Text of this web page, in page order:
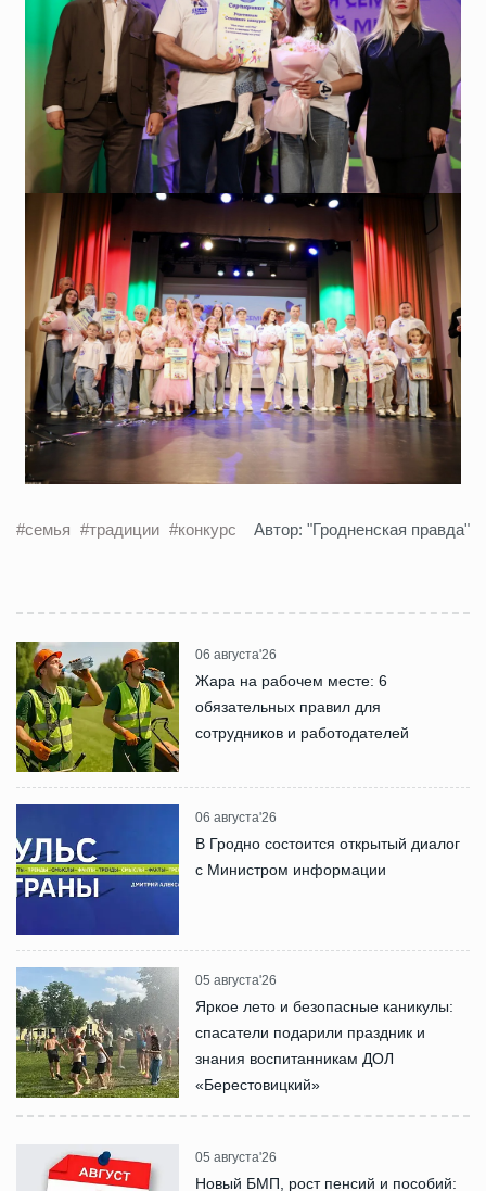
#семья #традиции #конкурс Автор: "Гродненская правда"
06 августа'26
Жара на рабочем месте: 6
обязательных правил для
сотрудников и работодателей
06 августа'26
В Гродно состоится открытый диалог
с Министром информации
05 августа'26
Яркое лето и безопасные каникулы:
спасатели подарили праздник и
знания воспитанникам ДОЛ
«Берестовицкий»
05 августа'26
Новый БМП, рост пенсий и пособий: